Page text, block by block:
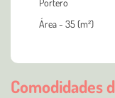
Área - 35 (m²)
Comodidades